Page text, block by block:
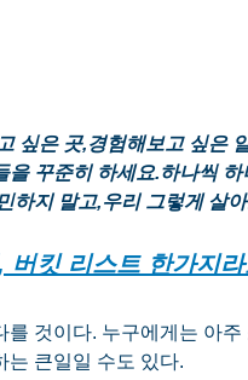
싶은 곳,경험해보고 싶은
준히 하세요.하나씩 하
말고,우리 그렇게 살아
버킷 리스트 한가지
를 것이다. 누구에게는 아
는 큰일일 수도 있다.